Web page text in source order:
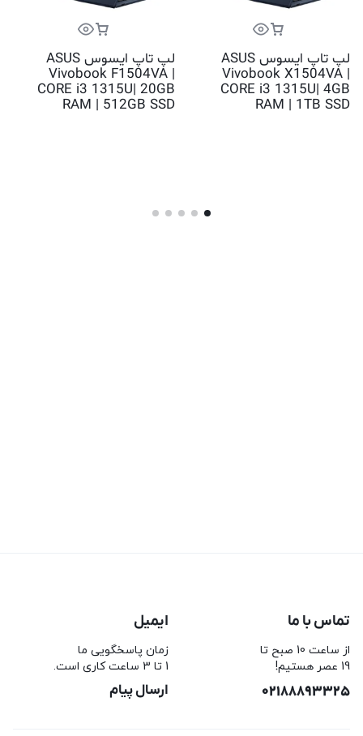
لپ تاپ ایسوس ASUS
Vivobook X1504VA |
CORE i3 1315U| 4GB
RAM | 1TB SSD
لپ تاپ ایسوس ASUS
Vivobook F1504VA |
CORE i3 1315U| 20GB
RAM | 512GB SSD
تماس با ما
از ساعت 10 صبح تا
19 عصر هستیم!
02188893325
ایمیل
زمان پاسخگویی ما
1 تا 3 ساعت کاری است.
ارسال پیام